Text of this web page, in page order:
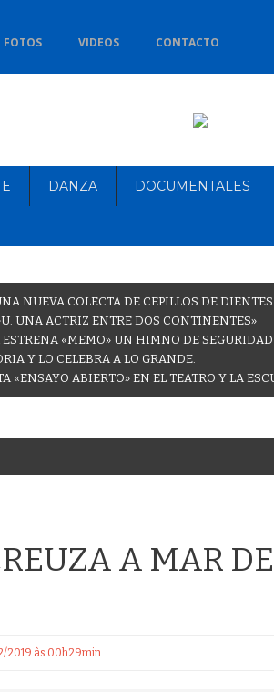
FOTOS VIDEOS CONTACTO
DANZA DOCUMENTALES
NUEVA COLECTA DE CEPILLOS DE DIENTES
UNA ACTRIZ ENTRE DOS CONTINENTES»
«MEMO» UN HIMNO DE
Y LO CELEBRA A LO GRANDE.
«ENSAYO ABIERTO» EN EL TEATRO Y LA
A MAR
2019 às 00h29min